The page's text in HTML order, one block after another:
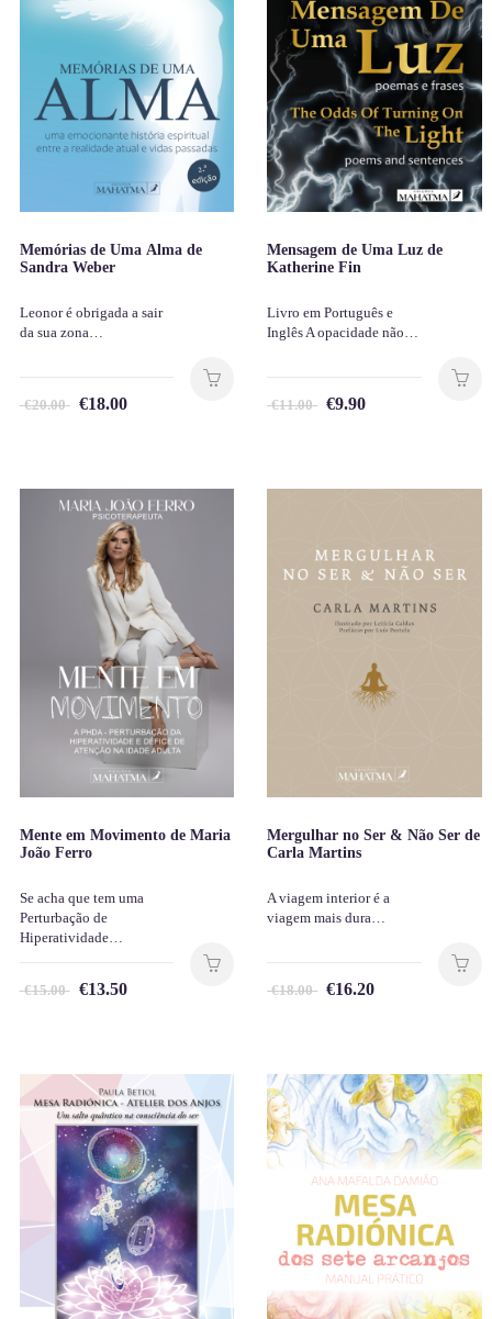
Memórias de Uma Alma de
Sandra Weber
Leonor é obrigada a sair
da sua zona…
€20.00 €18.00
Mensagem de Uma Luz de
Katherine Fin
Livro em Português e
Inglês A opacidade não…
€11.00 €9.90
Mente em Movimento de Maria
João Ferro
Se acha que tem uma
Perturbação de
Hiperatividade…
€15.00 €13.50
Mergulhar no Ser & Não Ser de
Carla Martins
A viagem interior é a
viagem mais dura…
€18.00 €16.20